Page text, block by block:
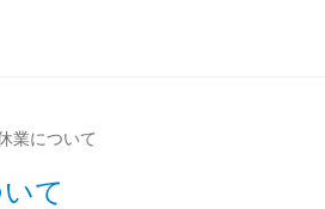
業について
て